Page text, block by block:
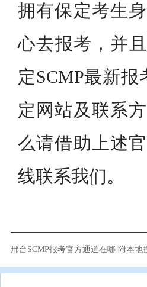
拥有保定考生
心去报考，并
定SCMP最新
定网站及联系
么请借助上述
线联系我们。
邢台SCMP报考官方通道在哪 附本地